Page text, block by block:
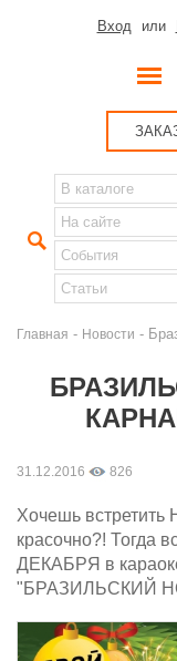
Вход или
Главная - Новости -
31.12.2016 826
Хочешь встретить
красочно?! Тогда
ДЕКАБРЯ в
"БРАЗИЛЬСКИЙ